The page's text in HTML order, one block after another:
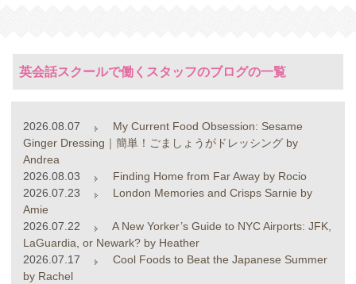
英会話スクールで働くスタッフのブログの一覧
2026.08.07
My Current Food Obsession: Sesame
Ginger Dressing｜簡単！ごましょうがドレッシング by
Andrea
2026.08.03
Finding Home from Far Away by Rocio
2026.07.23
London Memories and Crisps Sarnie by
Amie
2026.07.22
A New Yorker’s Guide to NYC Airports: JFK,
LaGuardia, or Newark? by Heather
2026.07.17
Cool Foods to Beat the Japanese Summer
by Rachel